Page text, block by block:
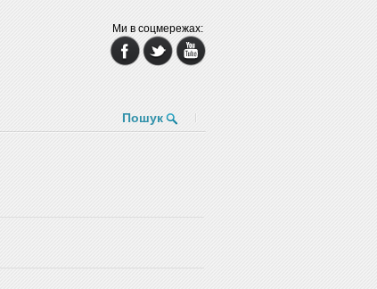
Ми в соцмережах:
Пошук